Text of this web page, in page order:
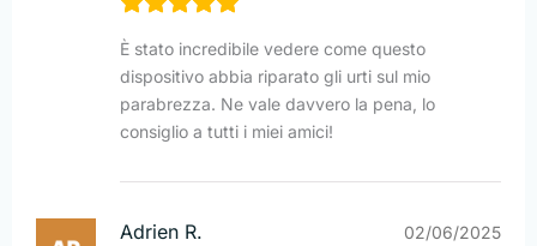
È stato incredibile vedere come questo
dispositivo abbia riparato gli urti sul mio
parabrezza. Ne vale davvero la pena, lo
consiglio a tutti i miei amici!
Adrien R. 02/06/2025